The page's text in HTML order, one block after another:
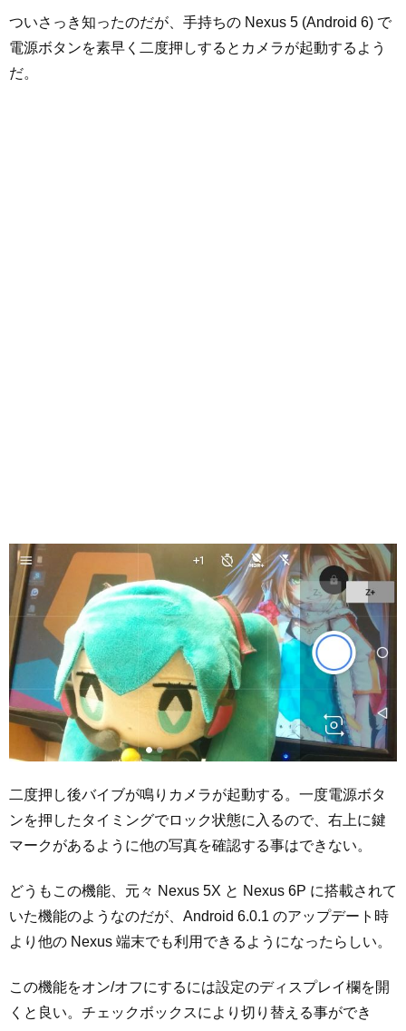
ついさっき知ったのだが、手持ちの Nexus 5 (Android 6) で
電源ボタンを素早く二度押しするとカメラが起動するよう
だ。
二度押し後バイブが鳴りカメラが起動する。一度電源ボタ
ンを押したタイミングでロック状態に入るので、右上に鍵
マークがあるように他の写真を確認する事はできない。
どうもこの機能、元々 Nexus 5X と Nexus 6P に搭載されて
いた機能のようなのだが、Android 6.0.1 のアップデート時
より他の Nexus 端末でも利用できるようになったらしい。
この機能をオン/オフにするには設定のディスプレイ欄を開
くと良い。チェックボックスにより切り替える事ができ